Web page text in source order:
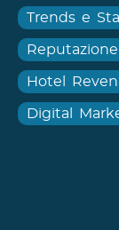
Trends e
Reputazione
Hotel
Digital